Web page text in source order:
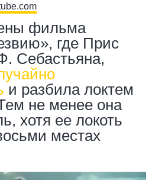
фильма
где Прис
Себастьяна,
и разбила локтем
не менее она
хотя ее локоть
местах